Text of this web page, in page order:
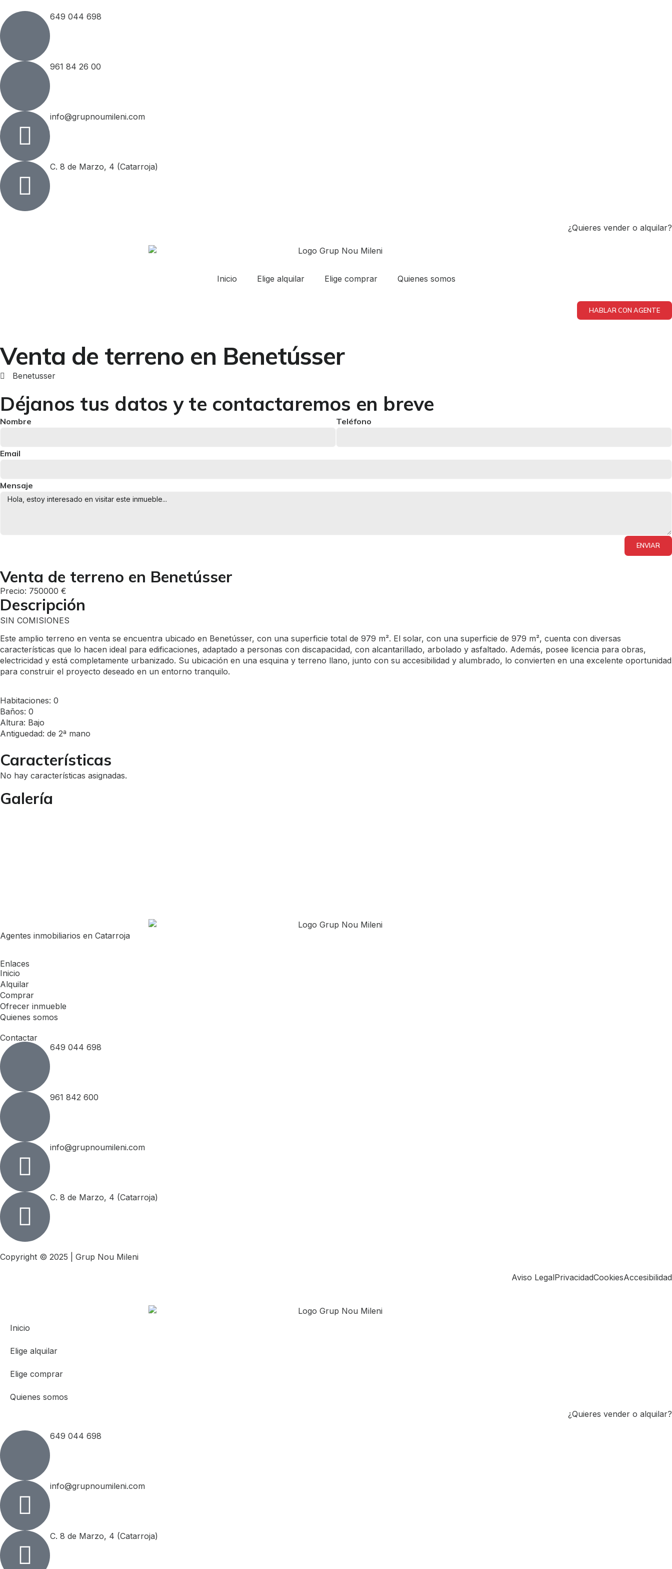
649 044 698
961 84 26 00
info@grupnoumileni.com
C. 8 de Marzo, 4 (Catarroja)
¿Quieres vender o alquilar?
Inicio Elige alquilar Elige comprar Quienes somos
HABLAR CON AGENTE
Venta de terreno en Benetússer
Benetusser
Déjanos tus datos y te contactaremos en breve
Nombre Teléfono
Email
Mensaje
ENVIAR
Venta de terreno en Benetússer
Precio: 750000 €
Descripción
SIN COMISIONES
Este amplio terreno en venta se encuentra ubicado en Benetússer, con una superficie total de 979 m². El solar, con una superficie de 979 m², cuenta con diversas
características que lo hacen ideal para edificaciones, adaptado a personas con discapacidad, con alcantarillado, arbolado y asfaltado. Además, posee licencia para obras,
electricidad y está completamente urbanizado. Su ubicación en una esquina y terreno llano, junto con su accesibilidad y alumbrado, lo convierten en una excelente oportunidad
para construir el proyecto deseado en un entorno tranquilo.
Habitaciones: 0
Baños: 0
Altura: Bajo
Antiguedad: de 2ª mano
Características
No hay características asignadas.
Galería
Agentes inmobiliarios en Catarroja
Enlaces
Inicio
Alquilar
Comprar
Ofrecer inmueble
Quienes somos
Contactar
649 044 698
961 842 600
info@grupnoumileni.com
C. 8 de Marzo, 4 (Catarroja)
Copyright © 2025 | Grup Nou Mileni
Aviso LegalPrivacidadCookiesAccesibilidad
Inicio
Elige alquilar
Elige comprar
Quienes somos
¿Quieres vender o alquilar?
649 044 698
info@grupnoumileni.com
C. 8 de Marzo, 4 (Catarroja)